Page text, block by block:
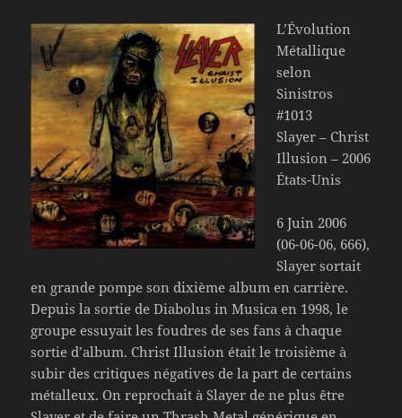
L’Évolution
Métallique
selon
Sinistros
#1013
Slayer – Christ
Illusion – 2006
États-Unis
6 Juin 2006
(06-06-06, 666),
Slayer sortait
en grande pompe son dixième album en carrière.
Depuis la sortie de Diabolus in Musica en 1998, le
groupe essuyait les foudres de ses fans à chaque
sortie d’album. Christ Illusion était le troisième à
subir des critiques négatives de la part de certains
métalleux. On reprochait à Slayer de ne plus être